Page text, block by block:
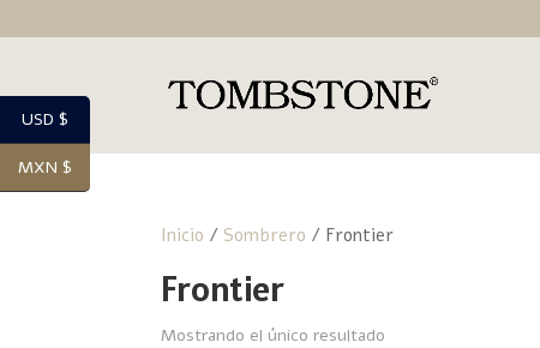
Inicio / Sombrero / Frontier
Frontier
Mostrando el único resultado
USD $
MXN $